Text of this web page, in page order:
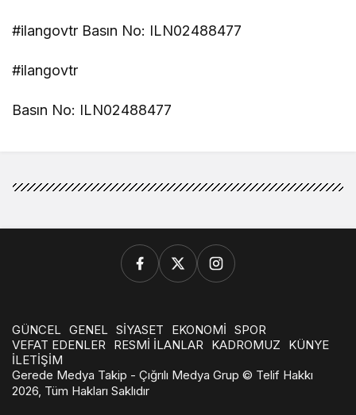
#ilangovtr Basın No: ILN02488477
#ilangovtr
Basın No: ILN02488477
GÜNCEL GENEL SİYASET EKONOMİ SPOR
VEFAT EDENLER RESMİ İLANLAR KADROMUZ
KÜNYE
İLETİŞİM
Gerede Medya Takip - Çığrılı Medya Grup © Telif Hakkı
2026, Tüm Hakları Saklıdır